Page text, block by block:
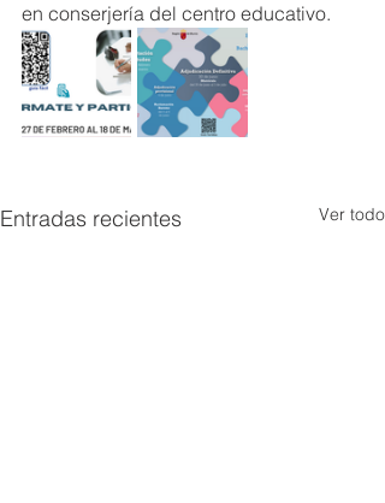
en conserjería del centro educativo.
Entradas recientes Ver todo